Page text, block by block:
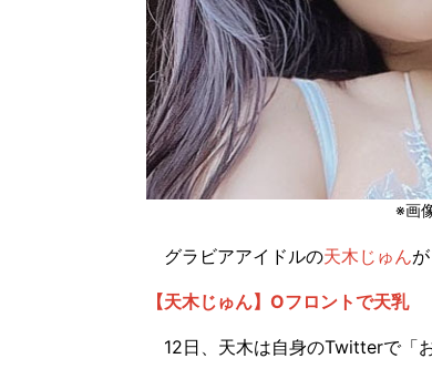
※画
グラビアアイドルの天木じゅん
【天木じゅん】Oフロントで天乳
12日、天木は自身のTwitterで「